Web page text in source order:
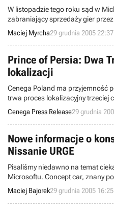
W listopadzie tego roku sąd w
zabraniający sprzedaży gier
osobom nieletnim, uzasadniając
z konstytucją. Trzy tygodnie temu
identycznej sprawie w sądzie w
pogodzić się musiał gubernator
Maciej Myrcha29 grudnia 2005 22:37
Prince of Persia: Dwa
lokalizacji
Cenega Poland ma przyjemność
trwa proces lokalizacyjny trzeciej
księcia Persji.
Cenega Press Release29 grudnia
Nowe informacje o
Nissanie URGE
Pisaliśmy niedawno na temat
Microsoftu. Concept car, znany pod nazwą
zaopatrzony w konsolę Xbox 360,
wyposażeniem samochodu i
rozrywkową. Ostatnio auto
Maciej Bajorek29 grudnia 2005 16:25